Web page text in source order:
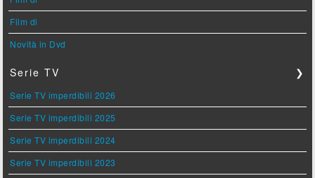
Film di
Novità in Dvd
Serie TV ❯
Serie TV imperdibili 2026
Serie TV imperdibili 2025
Serie TV imperdibili 2024
Serie TV imperdibili 2023